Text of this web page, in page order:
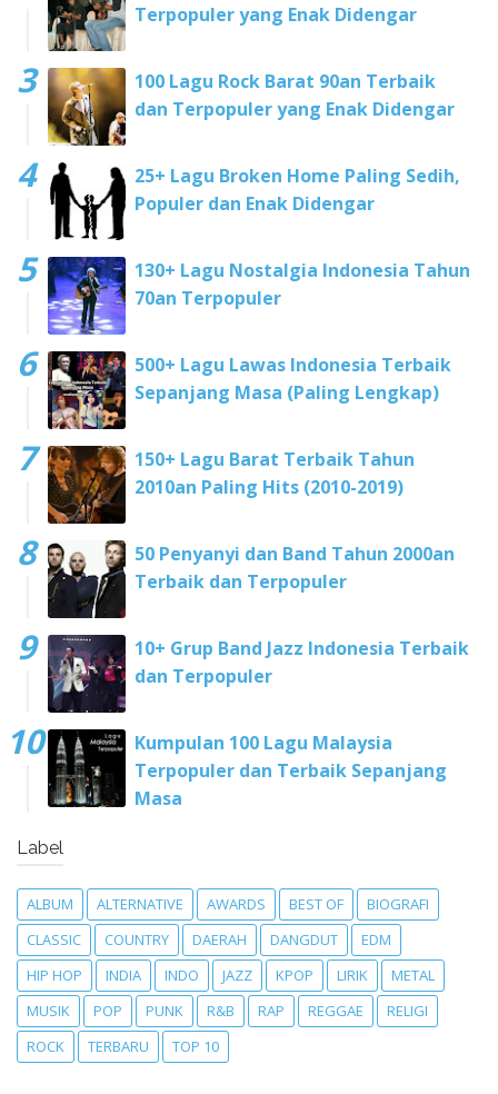
Terpopuler yang Enak Didengar
100 Lagu Rock Barat 90an Terbaik
dan Terpopuler yang Enak Didengar
25+ Lagu Broken Home Paling Sedih,
Populer dan Enak Didengar
130+ Lagu Nostalgia Indonesia Tahun
70an Terpopuler
500+ Lagu Lawas Indonesia Terbaik
Sepanjang Masa (Paling Lengkap)
150+ Lagu Barat Terbaik Tahun
2010an Paling Hits (2010-2019)
50 Penyanyi dan Band Tahun 2000an
Terbaik dan Terpopuler
10+ Grup Band Jazz Indonesia Terbaik
dan Terpopuler
Kumpulan 100 Lagu Malaysia
Terpopuler dan Terbaik Sepanjang
Masa
Label
ALBUM ALTERNATIVE AWARDS BEST OF
BIOGRAFI
CLASSIC
COUNTRY DAERAH DANGDUT
EDM
HIP HOP
INDIA INDO JAZZ KPOP LIRIK
METAL
MUSIK
POP PUNK R&B RAP REGGAE
RELIGI
ROCK
TERBARU TOP 10